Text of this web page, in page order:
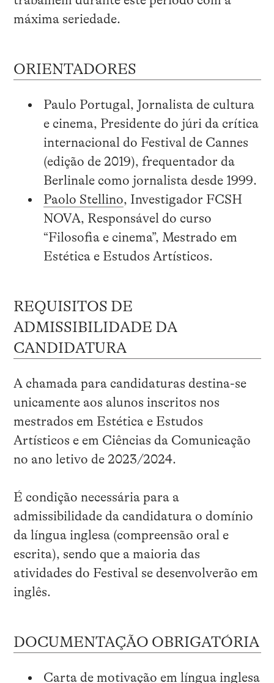
máxima seriedade.
ORIENTADORES
Paulo Portugal, Jornalista de cultura
e cinema, Presidente do júri da crítica
internacional do Festival de Cannes
(edição de 2019), frequentador da
Berlinale como jornalista desde 1999.
Paolo Stellino, Investigador FCSH
NOVA, Responsável do curso
“Filosofia e cinema”, Mestrado em
Estética e Estudos Artísticos.
REQUISITOS DE
ADMISSIBILIDADE DA
CANDIDATURA
A chamada para candidaturas destina-se
unicamente aos alunos inscritos nos
mestrados em Estética e Estudos
Artísticos e em Ciências da Comunicação
no ano letivo de 2023/2024.
É condição necessária para a
admissibilidade da candidatura o domínio
da língua inglesa (compreensão oral e
escrita), sendo que a maioria das
atividades do Festival se desenvolverão em
inglês.
DOCUMENTAÇÃO OBRIGATÓRIA
Carta de motivação em língua inglesa